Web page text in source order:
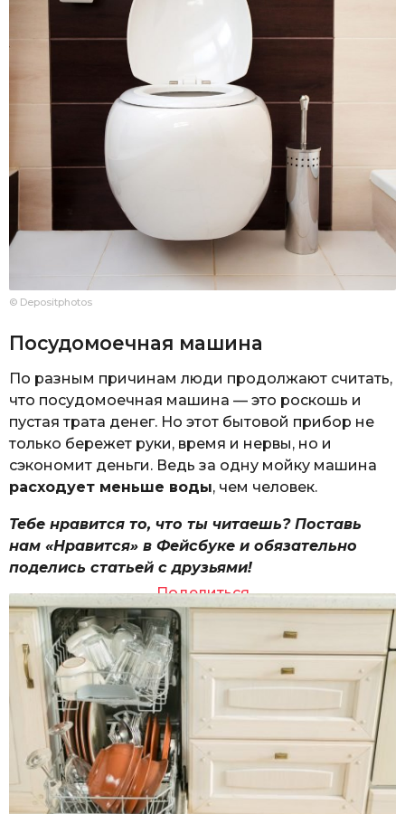
© Depositphotos
Посудомоечная машина
По разным причинам люди продолжают считать,
что посудомоечная машина — это роскошь и
пустая трата денег. Но этот бытовой прибор не
только бережет руки, время и нервы, но и
сэкономит деньги. Ведь за одну мойку машина
расходует меньше воды, чем человек.
Тебе нравится то, что ты читаешь? Поставь
нам «Нравится» в Фейсбуке и обязательно
поделись статьей с друзьями!
Поделиться